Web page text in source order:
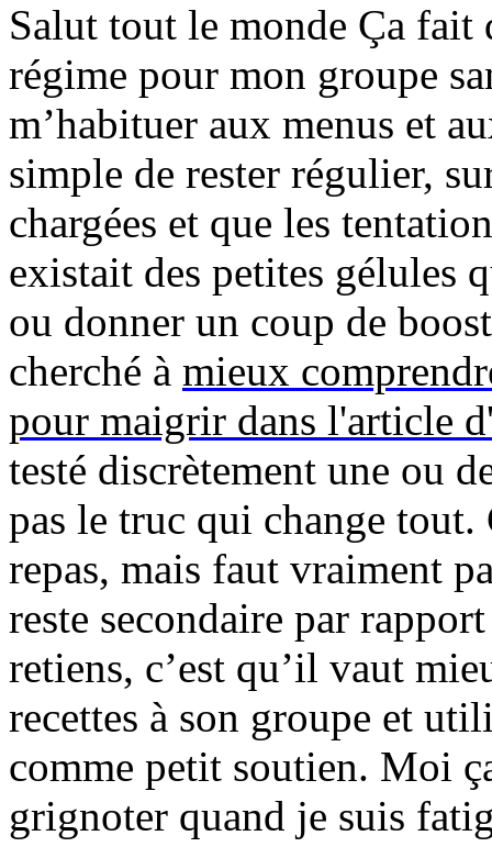
Salut tout le monde Ça fait
régime pour mon groupe
m’habituer aux menus et
simple de rester régulier,
chargées et que les
existait des petites gélules
ou donner un coup de
cherché à mieux
pour maigrir dans l'article
testé discrètement une ou
pas le truc qui change tout.
repas, mais faut vraiment
reste secondaire par
retiens, c’est qu’il vaut
recettes à son groupe et
comme petit soutien. Moi
grignoter quand je suis